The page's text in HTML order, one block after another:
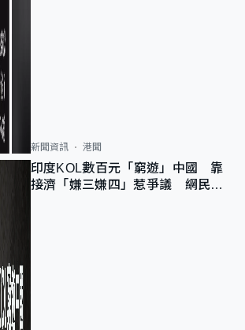
新聞資訊 港聞
印度KOL數百元「窮遊」中國 靠
接濟「嫌三嫌四」惹爭議 網民：